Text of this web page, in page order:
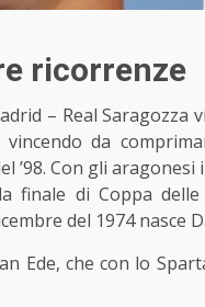
ricorrenze
– Real Saragozza
da
’98. Con gli
finale di Coppa
del 1974 nasce
Ede, che con lo